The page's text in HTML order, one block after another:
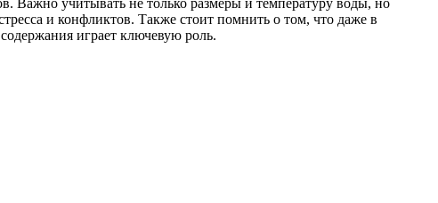
и конфликтов. Также стоит помнить о том, что даже в
играет ключевую роль.